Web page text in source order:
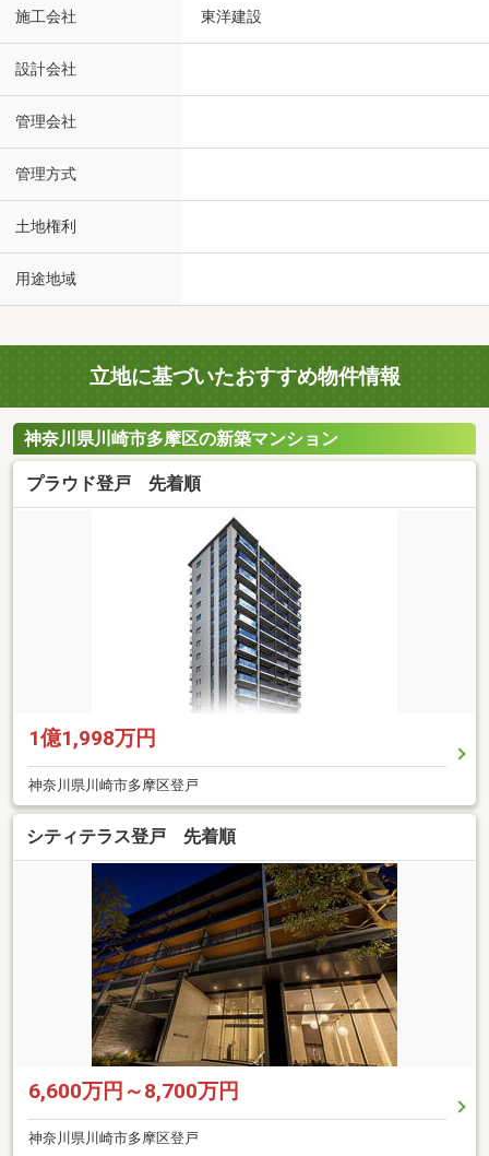
施工会社 東洋建設
設計会社
管理会社
管理方式
土地権利
用途地域
立地に基づいたおすすめ物件情報
神奈川県川崎市多摩区の新築マンション
プラウド登戸 先着順
1億1,998万円
神奈川県川崎市多摩区登戸
シティテラス登戸 先着順
6,600万円～8,700万円
神奈川県川崎市多摩区登戸